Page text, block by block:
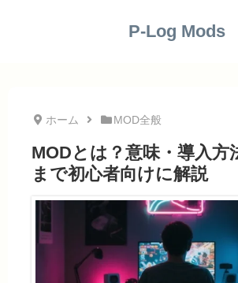
P-Log Mods
ホーム MOD全般
MODとは？意味・導入方
まで初心者向けに解説